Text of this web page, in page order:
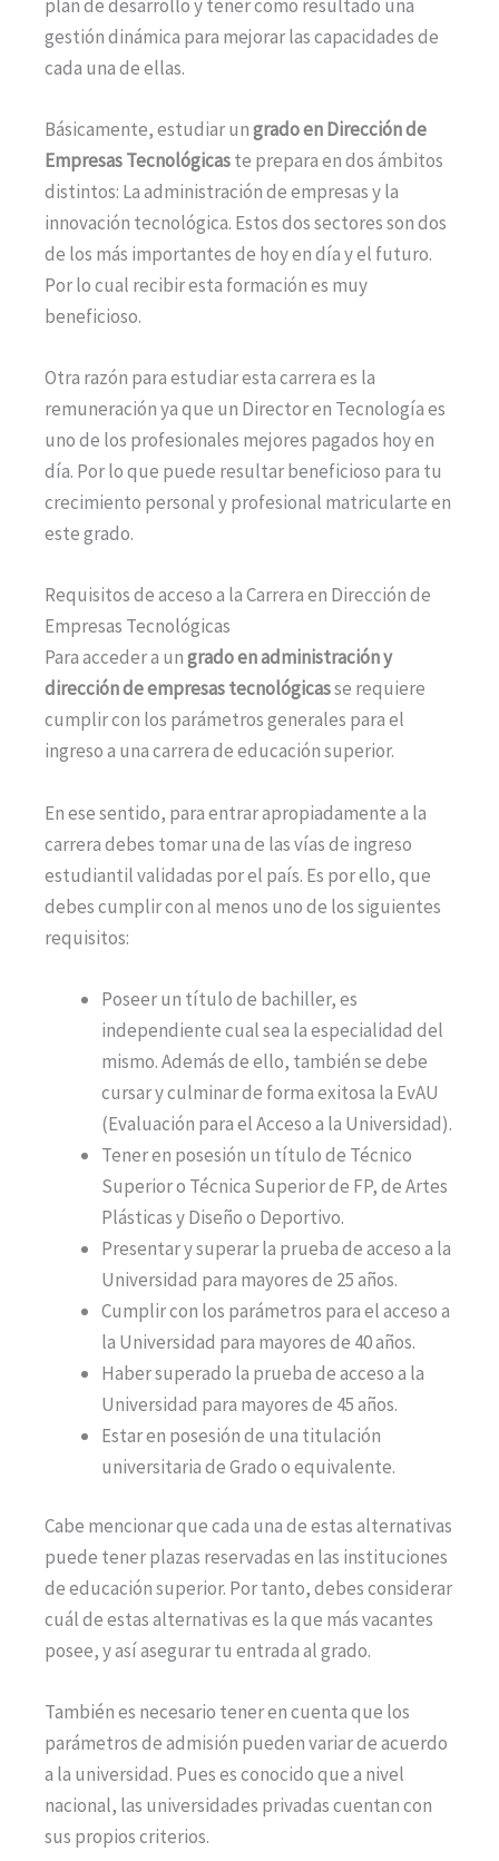
plan de desarrollo y tener como resultado una
gestión dinámica para mejorar las capacidades de
cada una de ellas.
Básicamente, estudiar ungrado en Dirección de
Empresas Tecnológicaste prepara en dos ámbitos
distintos: La administración de empresas y la
innovación tecnológica. Estos dos sectores son dos
de los más importantes de hoy en día y el futuro.
Por lo cual recibir esta formación es muy
beneficioso.
Otra razón para estudiar esta carrera es la
remuneración ya que un Director en Tecnología es
uno de los profesionales mejores pagados hoy en
día. Por lo que puede resultar beneficioso para tu
crecimiento personal y profesional matricularte en
este grado.
Requisitos de acceso a la Carrera en Dirección de
Empresas Tecnológicas
Para acceder a ungrado en administración y
dirección de empresas tecnológicasse requiere
cumplir con los parámetros generales para el
ingreso a una carrera de educación superior.
En ese sentido, para entrar apropiadamente a la
carrera debes tomar una de las vías de ingreso
estudiantil validadas por el país. Es por ello, que
debes cumplir con al menos uno de los siguientes
requisitos:
Poseer un título de bachiller, es
independiente cual sea la especialidad del
mismo. Además de ello, también se debe
cursar y culminar de forma exitosa la EvAU
(Evaluación para el Acceso a la Universidad).
Tener en posesión un título de Técnico
Superior o Técnica Superior de FP, de Artes
Plásticas y Diseño o Deportivo.
Presentar y superar la prueba de acceso a la
Universidad para mayores de 25 años.
Cumplir con los parámetros para el acceso a
la Universidad para mayores de 40 años.
Haber superado la prueba de acceso a la
Universidad para mayores de 45 años.
Estar en posesión de una titulación
universitaria de Grado o equivalente.
Cabe mencionar que cada una de estas alternativas
puede tener plazas reservadas en las instituciones
de educación superior. Por tanto, debes considerar
cuál de estas alternativas es la que más vacantes
posee, y así asegurar tu entrada al grado.
También es necesario tener en cuenta que los
parámetros de admisión pueden variar de acuerdo
a la universidad. Pues es conocido que a nivel
nacional, las universidades privadas cuentan con
sus propios criterios.